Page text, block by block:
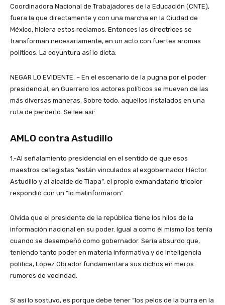
Coordinadora Nacional de Trabajadores de la Educación (CNTE),
fuera la que directamente y con una marcha en la Ciudad de
México, hiciera estos reclamos. Entonces las directrices se
transforman necesariamente, en un acto con fuertes aromas
políticos. La coyuntura así lo dicta.
NEGAR LO EVIDENTE. – En el escenario de la pugna por el poder
presidencial, en Guerrero los actores políticos se mueven de las
más diversas maneras. Sobre todo, aquellos instalados en una
ruta de perderlo. Se lee así:
AMLO contra Astudillo
1.-Al señalamiento presidencial en el sentido de que esos
maestros cetegistas “están vinculados al exgobernador Héctor
Astudillo y al alcalde de Tlapa”, el propio exmandatario tricolor
respondió con un “lo malinformaron”.
Olvida que el presidente de la república tiene los hilos de la
información nacional en su poder. Igual a como él mismo los tenía
cuando se desempeñó como gobernador. Sería absurdo que,
teniendo tanto poder en materia informativa y de inteligencia
política, López Obrador fundamentara sus dichos en meros
rumores de vecindad.
Sí así lo sostuvo, es porque debe tener “los pelos de la burra en la